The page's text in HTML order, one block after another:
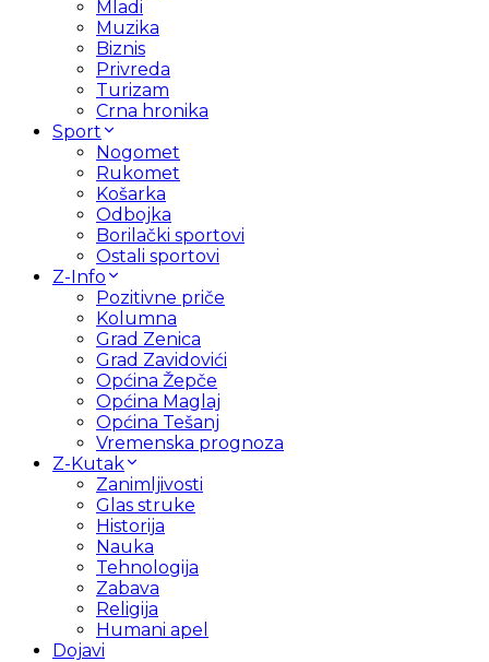
Mladi
Muzika
Biznis
Privreda
Turizam
Crna hronika
Sport
Nogomet
Rukomet
Košarka
Odbojka
Borilački sportovi
Ostali sportovi
Z-Info
Pozitivne priče
Kolumna
Grad Zenica
Grad Zavidovići
Općina Žepče
Općina Maglaj
Općina Tešanj
Vremenska prognoza
Z-Kutak
Zanimljivosti
Glas struke
Historija
Nauka
Tehnologija
Zabava
Religija
Humani apel
Dojavi